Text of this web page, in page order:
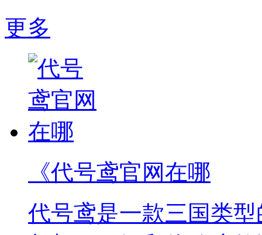
更多
《代号鸢官网在哪
代号鸢是一款三国类